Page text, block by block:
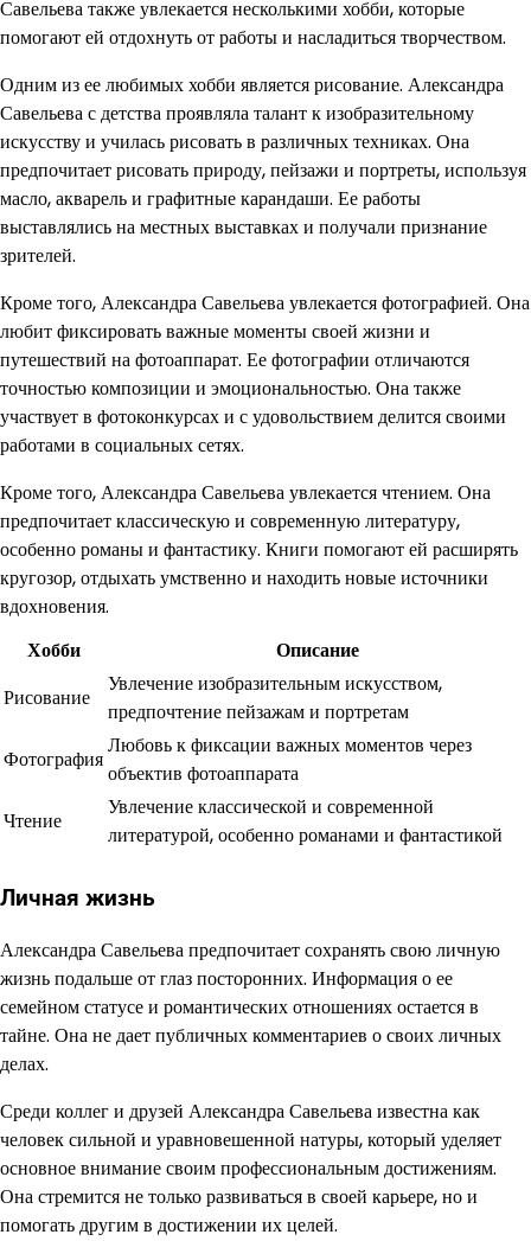
Савельева также увлекается несколькими хобби, которые
помогают ей отдохнуть от работы и насладиться творчеством.
Одним из ее любимых хобби является рисование. Александра
Савельева с детства проявляла талант к изобразительному
искусству и училась рисовать в различных техниках. Она
предпочитает рисовать природу, пейзажи и портреты, используя
масло, акварель и графитные карандаши. Ее работы
выставлялись на местных выставках и получали признание
зрителей.
Кроме того, Александра Савельева увлекается фотографией. Она
любит фиксировать важные моменты своей жизни и
путешествий на фотоаппарат. Ее фотографии отличаются
точностью композиции и эмоциональностью. Она также
участвует в фотоконкурсах и с удовольствием делится своими
работами в социальных сетях.
Кроме того, Александра Савельева увлекается чтением. Она
предпочитает классическую и современную литературу,
особенно романы и фантастику. Книги помогают ей расширять
кругозор, отдыхать умственно и находить новые источники
вдохновения.
Хобби
Описание
Рисование
Увлечение изобразительным искусством,
предпочтение пейзажам и портретам
Фотография
Любовь к фиксации важных моментов через
объектив фотоаппарата
Чтение
Увлечение классической и современной
литературой, особенно романами и фантастикой
Личная жизнь
Александра Савельева предпочитает сохранять свою личную
жизнь подальше от глаз посторонних. Информация о ее
семейном статусе и романтических отношениях остается в
тайне. Она не дает публичных комментариев о своих личных
делах.
Среди коллег и друзей Александра Савельева известна как
человек сильной и уравновешенной натуры, который уделяет
основное внимание своим профессиональным достижениям.
Она стремится не только развиваться в своей карьере, но и
помогать другим в достижении их целей.